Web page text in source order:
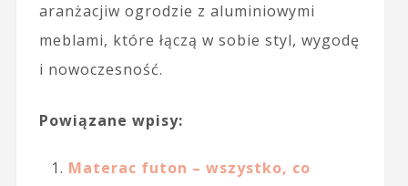
aranżacjiw ogrodzie z aluminiowymi
meblami, które łączą w sobie styl, wygodę
i nowoczesność.
Powiązane wpisy:
Materac futon – wszystko, co